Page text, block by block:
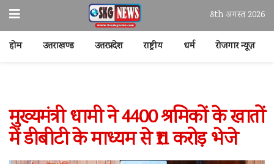
8th अगस्त 2026
होम उत्तराखण्ड उत्तरप्रदेश राष्ट्रीय धर्म रोजगार न्यूज़
मुख्यमंत्री धामी ने 4400 श्रमिकों के खातों
में डीबीटी के माध्यम से ₹11 करोड़ भेजे